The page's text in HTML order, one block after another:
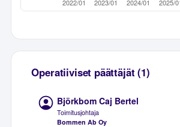
Operatiiviset päättäjät (1)
Björkbom Caj Bertel
Toimitusjohtaja
Bommen Ab Oy